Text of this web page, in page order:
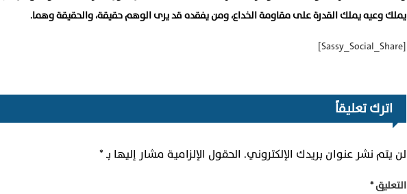
يملك وعيه يملك القدرة على مقاومة الخداع، ومن يفقده قد يرى الوهم حقيقة، والحقيقة وهما.
[Sassy_Social_Share]
اترك تعليقاً
لن يتم نشر عنوان بريدك الإلكتروني. الحقول الإلزامية مشار إليها بـ*
التعليق*